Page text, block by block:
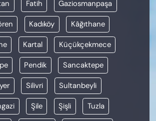
Fatih Gaziosmanpaşa
Kadıköy Kâğıthane
Kartal Küçükçekmece
Pendik Sancaktepe
Silivri Sultanbeyli
Şile Şişli Tuzla